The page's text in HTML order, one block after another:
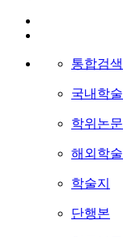
통합검색
국내학
학위논문
해외학
학술지
단행본